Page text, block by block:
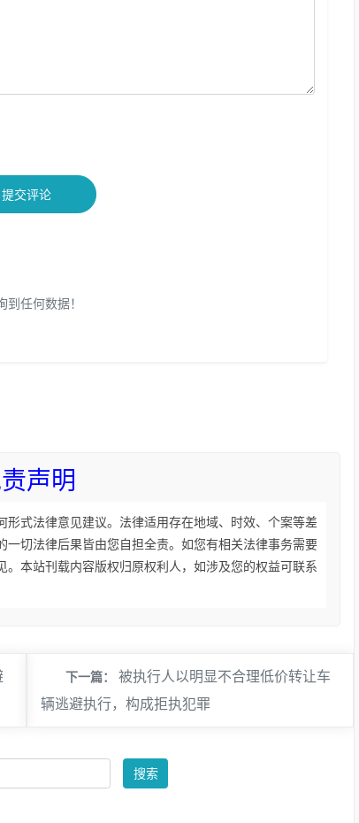
提交评论
到任何数据！
声明
式法律意见建议。法律适用存在地域、时效、个案等差
切法律后果皆由您自担全责。如您有相关法律事务需要
本站刊载内容版权归原权利人，如涉及您的权益可联系
下一篇：
被执行人以明显不合理低价转让车
辆逃避执行，构成拒执犯罪
搜索